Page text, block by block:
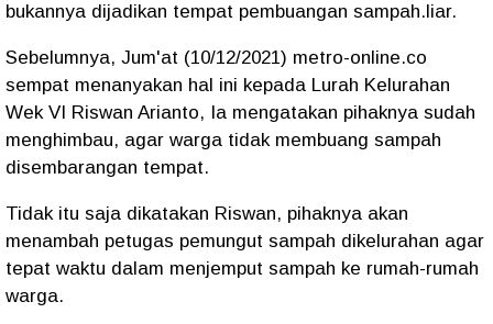
bukannya dijadikan tempat pembuangan sampah.liar.
Sebelumnya, Jum'at (10/12/2021) metro-online.co
sempat menanyakan hal ini kepada Lurah Kelurahan
Wek VI Riswan Arianto, Ia mengatakan pihaknya sudah
menghimbau, agar warga tidak membuang sampah
disembarangan tempat.
Tidak itu saja dikatakan Riswan, pihaknya akan
menambah petugas pemungut sampah dikelurahan agar
tepat waktu dalam menjemput sampah ke rumah-rumah
warga.